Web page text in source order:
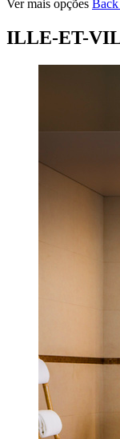
Ver mais opções Back
ILLE-ET-